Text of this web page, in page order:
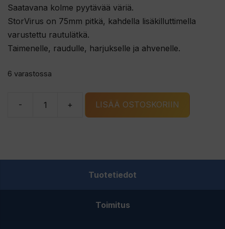
Saatavana kolme pyytävää väriä.
StorVirus on 75mm pitkä, kahdella lisäkilluttimella
varustettu rautulätkä.
Taimenelle, raudulle, harjukselle ja ahvenelle.
6 varastossa
-
PINGEL
hopea/S
+ LISÄÄ OSTOSKORIIN
Tuotetiedot
Toimitus